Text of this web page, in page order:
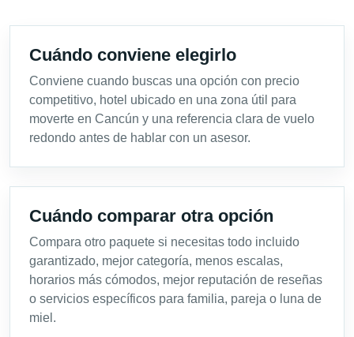
Cuándo conviene elegirlo
Conviene cuando buscas una opción con precio
competitivo, hotel ubicado en una zona útil para
moverte en Cancún y una referencia clara de vuelo
redondo antes de hablar con un asesor.
Cuándo comparar otra opción
Compara otro paquete si necesitas todo incluido
garantizado, mejor categoría, menos escalas,
horarios más cómodos, mejor reputación de reseñas
o servicios específicos para familia, pareja o luna de
miel.